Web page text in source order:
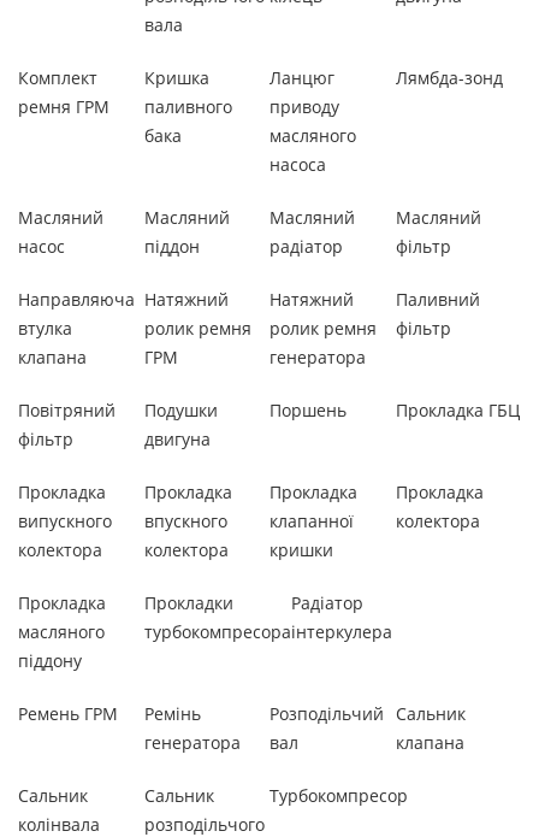
вала
Комплект
ремня ГРМ
Кришка
паливного
бака
Ланцюг
приводу
масляного
насоса
Лямбда-зонд
Масляний
насос
Масляний
піддон
Масляний
радіатор
Масляний
фільтр
Направляюча
втулка
клапана
Натяжний
ролик ремня
ГРМ
Натяжний
ролик ремня
генератора
Паливний
фільтр
Повітряний
фільтр
Подушки
двигуна
Поршень Прокладка ГБЦ
Прокладка
випускного
колектора
Прокладка
впускного
колектора
Прокладка
клапанної
кришки
Прокладка
колектора
Прокладка
масляного
піддону
Прокладки
турбокомпресора
Радіатор
інтеркулера
Ремень ГРМ
Ремінь
генератора
Розподільчий
вал
Сальник
клапана
Сальник
колінвала
Сальник
розподільчого
Турбокомпресор